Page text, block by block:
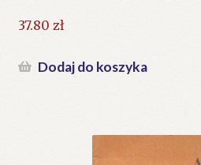
37.80 zł
Dodaj do koszyka